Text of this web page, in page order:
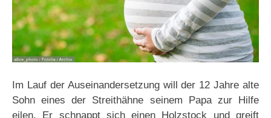
Im Lauf der Auseinandersetzung will der 12 Jahre alte
Sohn eines der Streithähne seinem Papa zur Hilfe
eilen. Er schnappt sich einen Holzstock und greift